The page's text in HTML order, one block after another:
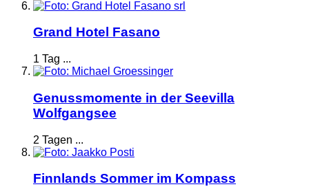
Grand Hotel Fasano
1 Tag ...
Genussmomente in der Seevilla
Wolfgangsee
2 Tagen ...
Finnlands Sommer im Kompass